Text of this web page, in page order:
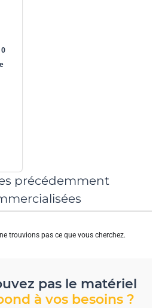
précédemment
trouvions pas ce que vous cherchez.
pas le matériel
à vos besoins ?